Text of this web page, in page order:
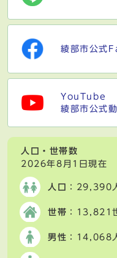
綾部市公式
YouTube
綾部市公式
人口・世帯数
2026年8月1日現在
人口 ：29,390
世帯 ：13,821
男性 ：14,068